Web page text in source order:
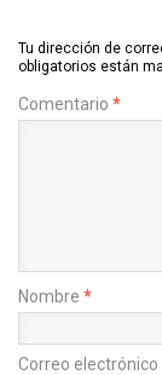
Tu dirección de
obligatorios están
Comentario *
Nombre *
Correo electrónico